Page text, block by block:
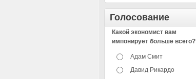
Голосование
Какой экономист вам
импонирует больше всего?
Адам Смит
Давид Рикардо